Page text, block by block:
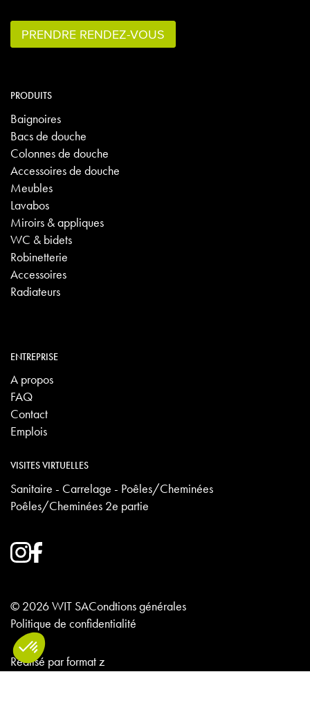
PRENDRE RENDEZ-VOUS
PRODUITS
Baignoires
Bacs de douche
Colonnes de douche
Accessoires de douche
Meubles
Lavabos
Miroirs & appliques
WC & bidets
Robinetterie
Accessoires
Radiateurs
ENTREPRISE
A propos
FAQ
Contact
Emplois
VISITES VIRTUELLES
Sanitaire - Carrelage - Poêles/Cheminées
Poêles/Cheminées 2e partie
© 2026 WIT SACondtions générales
Politique de confidentialité
Réalisé parformat z